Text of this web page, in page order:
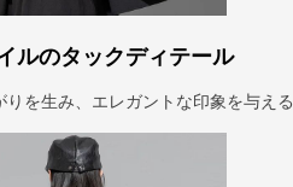
ルのタックディテール
を生み、エレガントな印象を与える